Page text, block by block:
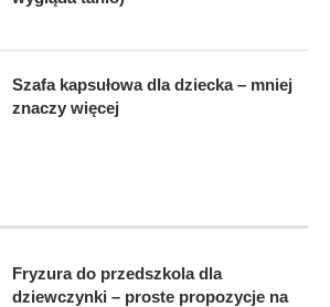
Szafa kapsułowa dla dziecka – mniej
znaczy więcej
Fryzura do przedszkola dla
dziewczynki – proste propozycje na